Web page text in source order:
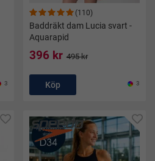
3
(110)
Baddräkt dam Lucia svart -
Aquarapid
396 kr 495 kr
Köp 3